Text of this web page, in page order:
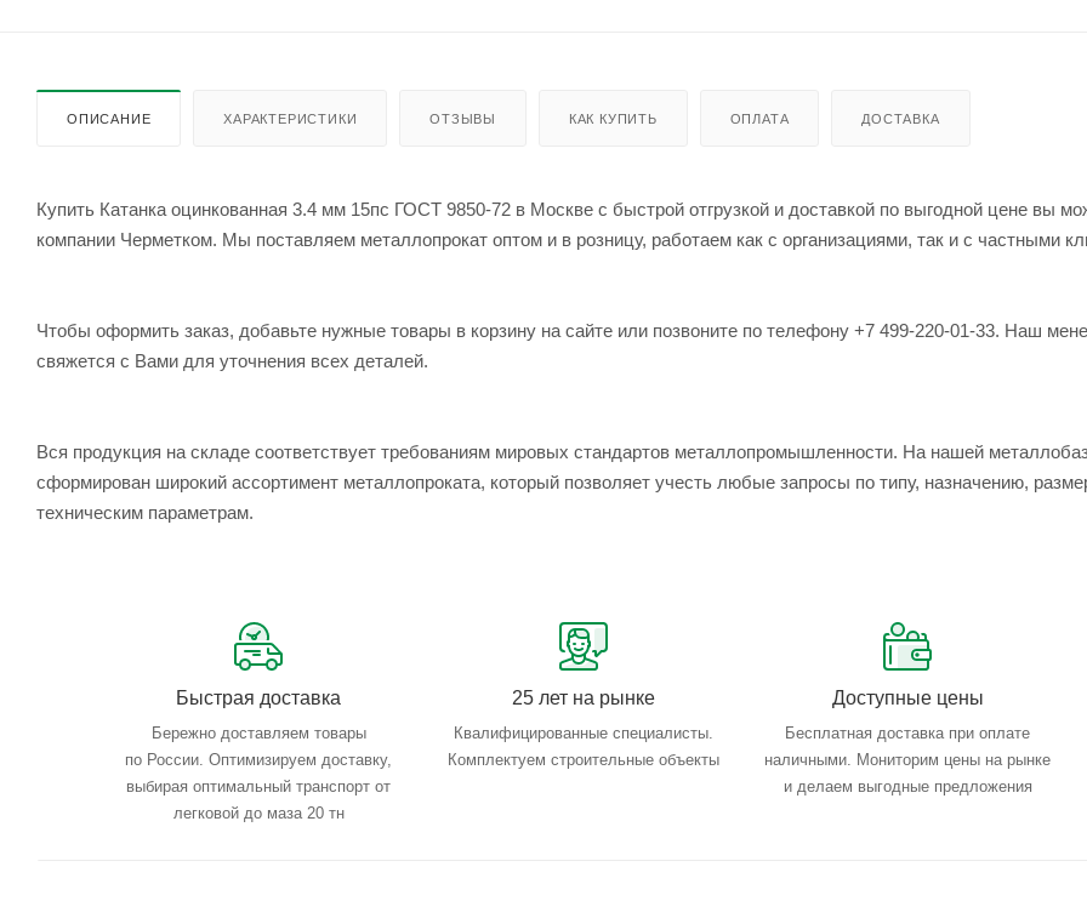
ОПИСАНИЕ ХАРАКТЕРИСТИКИ ОТЗЫВЫ КАК КУПИТЬ ОПЛАТА ДОСТАВКА
Купить Катанка оцинкованная 3.4 мм 15пс ГОСТ 9850-72 в Москве с быстрой отгрузкой и доставкой по выгодной цене вы
компании Черметком. Мы поставляем металлопрокат оптом и в розницу, работаем как с организациями, так и с частными
Чтобы оформить заказ, добавьте нужные товары в корзину на сайте или позвоните по телефону +7 499-220-01-33. Наш
свяжется с Вами для уточнения всех деталей.
Вся продукция на складе соответствует требованиям мировых стандартов металлопромышленности. На нашей
сформирован широкий ассортимент металлопроката, который позволяет учесть любые запросы по типу, назначению,
техническим параметрам.
Быстрая доставка
Бережно доставляем товары
по России. Оптимизируем доставку,
выбирая оптимальный транспорт от
легковой до маза 20 тн
25 лет на рынке
Квалифицированные специалисты.
Комплектуем строительные объекты
Доступные цены
Бесплатная доставка при оплате
наличными. Мониторим цены на рынке
и делаем выгодные предложения